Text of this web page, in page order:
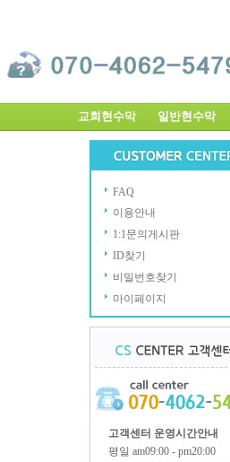
교회현수막 일반현수막
FAQ
이용안내
1:1문의게시판
ID찾기
비밀번호찾기
마이페이지
고객센터 운영시간안내
평일 am09:00 - pm20:00